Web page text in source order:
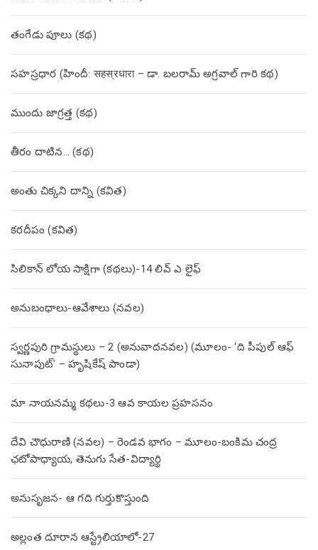
తంగేడు పూలు (క‌థ‌)
సహస్రధార (హిందీ: सहस्रधारा – డా. బలరామ్ అగ్రవాల్ గారి కథ)
ముందు జాగ్రత్త (క‌థ‌)
తీరం దాటిన… (క‌థ‌)
అంతు చిక్కని దాన్ని (కవిత)
కరదీపం (కవిత)
సిలికాన్ లోయ సాక్షిగా (కథలు)-14 లివ్ ఎ లైఫ్
అనుబంధాలు-ఆవేశాలు (నవల)
స్వర్ణపురి గ్రామస్థులు – 2 (అనువాదనవల) (మూలం- ‘ది పీపుల్ ఆఫ్
సునాపుట్’ – హృషికేష్ పాండా)
మా నాయనమ్మ కథలు-3 ఆవ కాయల ప్రహసనం
దేవి చౌధురాణి (నవల) – రెండవ భాగం – మూలం-బంకిమ చంద్ర
ఛటోపాధ్యాయ, తెనుగు సేత-విద్యార్థి
అనుసృజన- ఆ గది గుర్తుకొస్తుంది
అల్లంత దూరాన ఆస్ట్రేలియాలో-27